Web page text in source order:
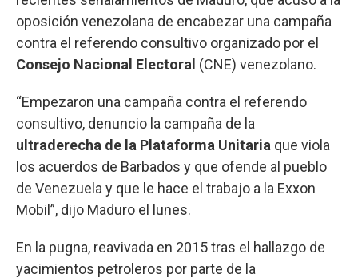
oposición venezolana de encabezar una campaña
contra el referendo consultivo organizado por el
Consejo Nacional Electoral (CNE) venezolano.
“Empezaron una campaña contra el referendo
consultivo, denuncio la campaña de la
ultraderecha de la Plataforma Unitaria que viola
los acuerdos de Barbados y que ofende al pueblo
de Venezuela y que le hace el trabajo a la Exxon
Mobil”, dijo Maduro el lunes.
En la pugna, reavivada en 2015 tras el hallazgo de
yacimientos petroleros por parte de la